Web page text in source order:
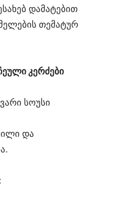
დამატებით
თემატურ
კერძები
სოუსი
და